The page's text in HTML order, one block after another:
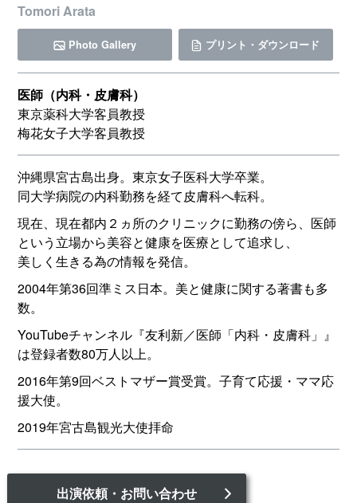
Tomori Arata
Photo Gallery プリント・ダウンロード
医師（内科・皮膚科）
東京薬科大学客員教授
梅花女子大学客員教授
沖縄県宮古島出身。東京女子医科大学卒業。
同大学病院の内科勤務を経て皮膚科へ転科。
現在、現在都内２ヵ所のクリニックに勤務の傍ら、医師
という立場から美容と健康を医療として追求し、
美しく生きる為の情報を発信。
2004年第36回準ミス日本。美と健康に関する著書も多
数。
YouTubeチャンネル『友利新／医師「内科・皮膚科」』
は登録者数80万人以上。
2016年第9回ベストマザー賞受賞。子育て応援・ママ応
援大使。
2019年宮古島観光大使拝命
出演依頼・お問い合わせ